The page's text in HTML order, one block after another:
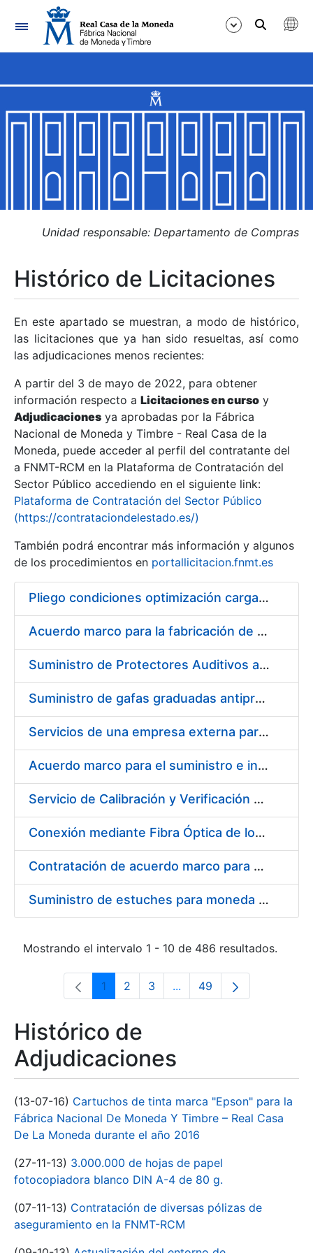
Navegación
Mostrar/Ocultar
Mostrar/Ocultar
Mostrar/Ocultar
Mostrar/Ocultar
Mostrar/Ocultar
Mostrar/Ocultar
Unidad responsable: Departamento de Compras
Histórico de Licitaciones
En este apartado se muestran, a modo de histórico,
las licitaciones que ya han sido resueltas, así como
las adjudicaciones menos recientes:
A partir del 3 de mayo de 2022, para obtener
información respecto a Licitaciones en curso y
Adjudicaciones ya aprobadas por la Fábrica
Nacional de Moneda y Timbre - Real Casa de la
Moneda, puede acceder al perfil del contratante del
a FNMT-RCM en la Plataforma de Contratación del
Sector Público accediendo en el siguiente link:
Plataforma de Contratación del Sector Público
(https://contrataciondelestado.es/)
También podrá encontrar más información y algunos
de los procedimientos en portallicitacion.fnmt.es
Pliego condiciones optimización cargas compras firmado
Acuerdo marco para la fabricación de piezas
Suministro de Protectores Auditivos a medida para las personas trabajadoras de los Centros de Trabajo de Madrid y Burgos
Suministro de gafas graduadas antiproyecciones para los trabajadores de la FNMT-RCM en los centros de trabajo de Madrid y Burgos
Servicios de una empresa externa para el asesoramiento y resolución de los recursos de alzada que se presentan relacionados con procesos de selección para la FNMT-RCM
Acuerdo marco para el suministro e instalación de persianas, estores y otros complementos
Servicio de Calibración y Verificación Externa de los Equipos de Medición del Servicio de Prevención de la FNMT-RCM
Conexión mediante Fibra Óptica de los Centros de Proceso de Datos (CPDs) de las sedes de la FNMT-RCM de Burgos y Madrid
Contratación de acuerdo marco para el Suministro de Material de Electricidad para la Fábrica Nacional de Moneda y Timbre-Real Casa de la Moneda en su centro de trabajo de Burgos
Suministro de estuches para moneda de 30 €
Mostrando el intervalo 1 - 10 de 486 resultados.
Página
1 Página
2 Página
3 ...Páginas intermedias Use
Página
49
Histórico de
Adjudicaciones
(13-07-16) Cartuchos de tinta marca "Epson" para la
Fábrica Nacional De Moneda Y Timbre – Real Casa
De La Moneda durante el año 2016
(27-11-13) 3.000.000 de hojas de papel
fotocopiadora blanco DIN A-4 de 80 g.
(07-11-13) Contratación de diversas pólizas de
aseguramiento en la FNMT-RCM